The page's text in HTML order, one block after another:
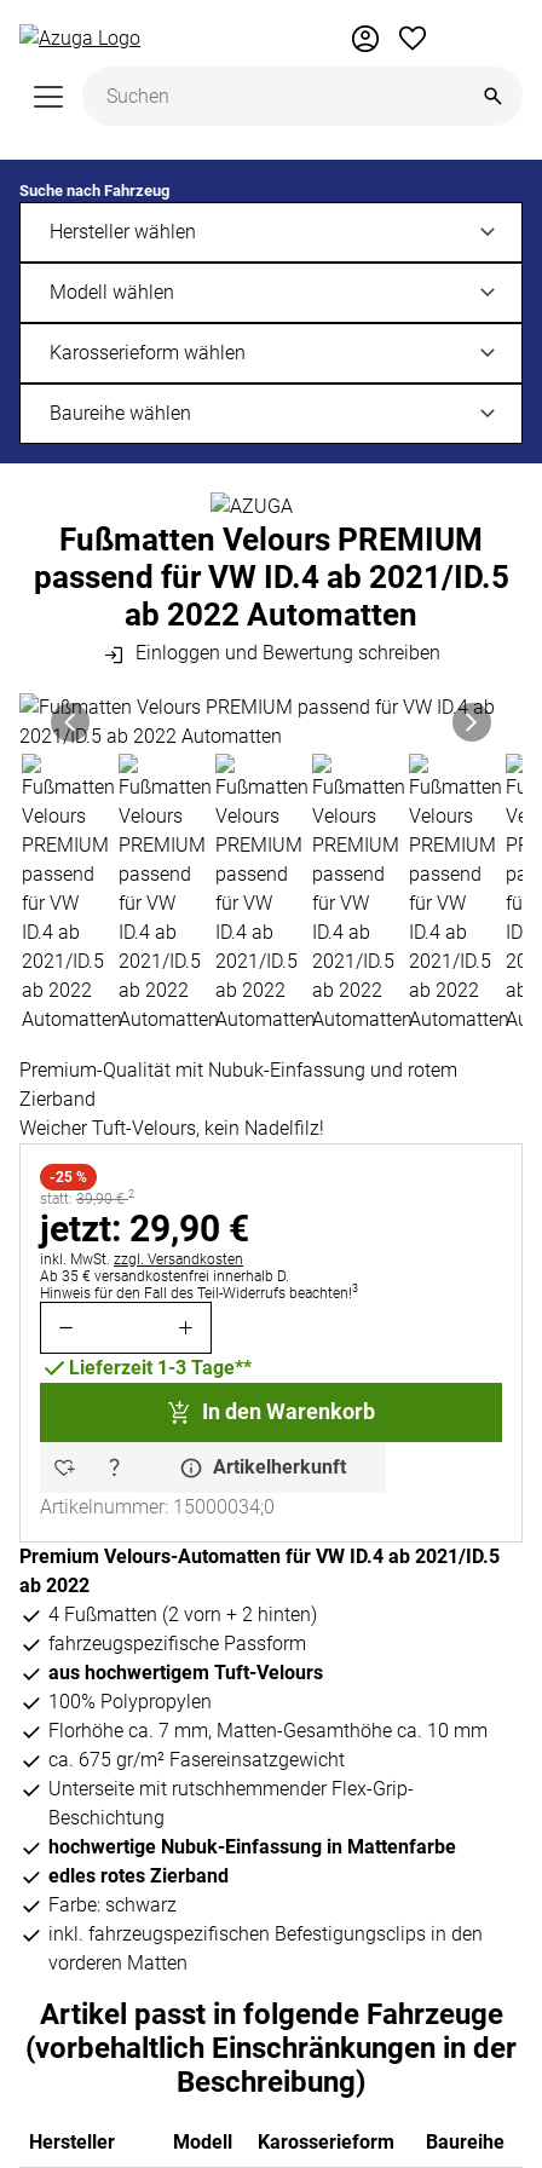
Suche nach Fahrzeug
Fußmatten Velours PREMIUM
passend für VW ID.4 ab 2021/ID.5
ab 2022 Automatten
Einloggen und Bewertung schreiben
Produktgalerie
Zur Kaufbox springen
Premium-Qualität mit Nubuk-Einfassung und rotem
Zierband
Weicher Tuft-Velours, kein Nadelfilz!
-25 %
statt:
statt: 39,90€ 2
jetzt:
jetzt: 29,90 €
Steuerhinweis:
inkl. MwSt. zzgl. Versandkosten
Ab 35 € versandkostenfrei innerhalb D.
Hinweis für den Fall des Teil-Widerrufs beachten!3
Lieferzeit 1-3 Tage**
In den Warenkorb
Artikelherkunft
Artikelnummer: 15000034;0
Premium Velours-Automatten für VW ID.4 ab 2021/ID.5
ab 2022
4 Fußmatten (2 vorn + 2 hinten)
fahrzeugspezifische Passform
aus hochwertigem Tuft-Velours
100% Polypropylen
Florhöhe ca. 7 mm, Matten-Gesamthöhe ca. 10 mm
ca. 675 gr/m² Fasereinsatzgewicht
Unterseite mit rutschhemmender Flex-Grip-
Beschichtung
hochwertige Nubuk-Einfassung in Mattenfarbe
edles rotes Zierband
Farbe: schwarz
inkl. fahrzeugspezifischen Befestigungsclips in den
vorderen Matten
Artikel passt in folgende Fahrzeuge
(vorbehaltlich Einschränkungen in der
Beschreibung)
Hersteller Modell Karosserieform Baureihe